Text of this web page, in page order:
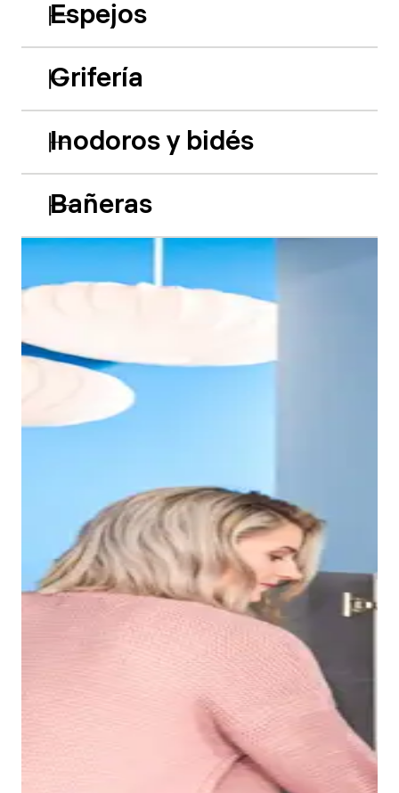
Gracias al borde estrecho del lavabo Duravit No.1, se
crea un seno interior muy espacioso en el que, por
ejemplo, se puede lavar el pelo sin problemas. La
Espejos
Grifería
Inodoros y bidés
Bañeras